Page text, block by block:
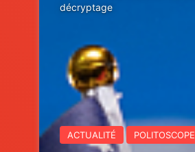
décryptage
ACTUALITÉ POLITOSCOPE